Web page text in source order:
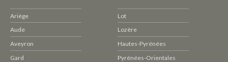
Ariège
Aude
Aveyron
Gard
Lot
Lozère
Hautes-Pyrénées
Pyrénées-Orientales